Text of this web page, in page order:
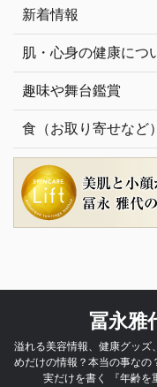
新着情報
肌・心身の健康につ
趣味や舞台鑑賞
食（お取り寄せなど）
冨永雅
溢れる美容情報、健康グッ
めだけの情報？本当の事なの
実だけを書く 『年齢を